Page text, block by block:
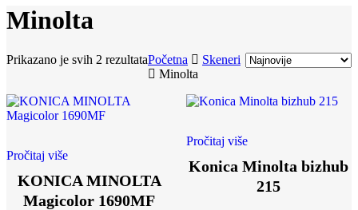
Minolta
Prikazano je svih 2 rezultataSorted
by
Početna
Skeneri
Minolta
Pročitaj više
KONICA MINOLTA
Magicolor 1690MF
Pročitaj više
Konica Minolta bizhub
215